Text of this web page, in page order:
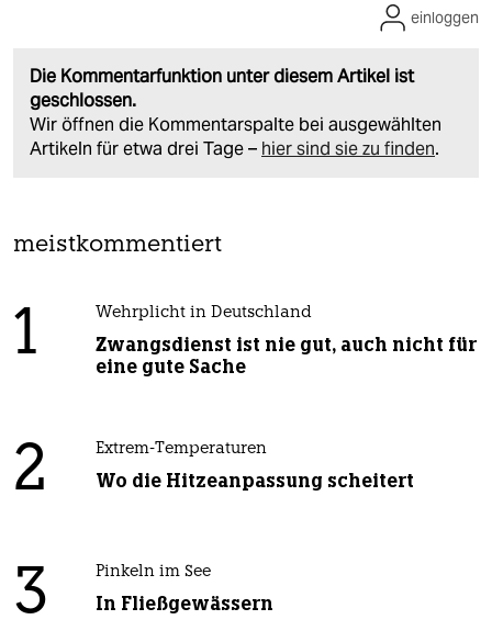
Die Kommentarfunktion unter diesem Artikel ist
geschlossen.
Wir öffnen die Kommentarspalte bei ausgewählten
Artikeln für etwa drei Tage – hier sind sie zu finden.
einloggen
meistkommentiert
1 Wehrplicht in Deutschland
Zwangsdienst ist nie gut, auch nicht für
eine gute Sache
2 Extrem-Temperaturen
Wo die Hitzeanpassung scheitert
3 Pinkeln im See
In Fließgewässern